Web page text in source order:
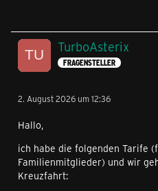
TurboAsterix
FRAGENSTELLER
2. August 2026 um 12:36
Hallo,
ich habe die folgenden Tarife
Familienmitglieder) und wir
Kreuzfahrt: